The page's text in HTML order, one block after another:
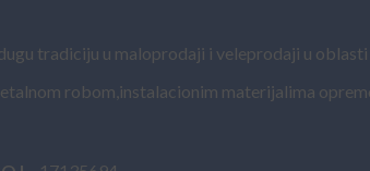
tradiciju u maloprodaji i veleprodaji u
robom,instalacionim materijalima